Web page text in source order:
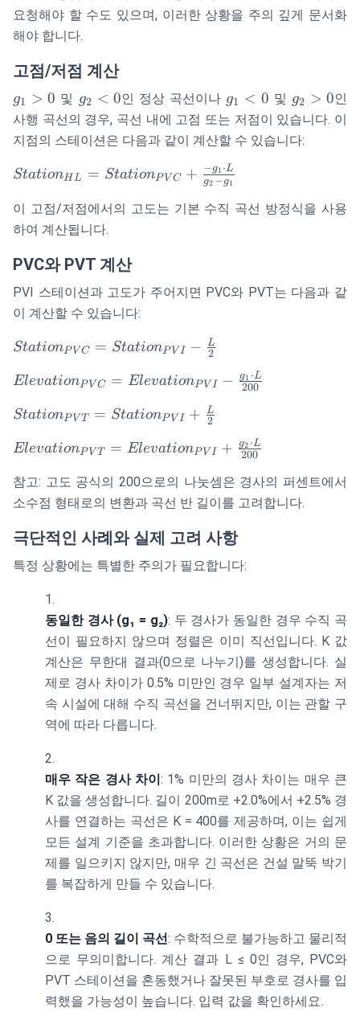
요청해야 할 수도 있으며, 이러한 상황을 주의 깊게 문서화
해야 합니다.
고점/저점 계산
g_1
> 0
g1 > 0 및 g_2
< 0
g2 < 0인 정상 곡선이나 g_1
< 0
g1 < 0 및 g_2
> 0
g2 > 0인
사행 곡선의 경우, 곡선 내에 고점 또는 저점이 있습니다. 이
지점의 스테이션은 다음과 같이 계산할 수 있습니다:
Station_{HL}
Station_{PVC}
+ \frac{-g_1
g_1}
StationHL = StationPV C + g2 −g1
−g1 ⋅L
이 고점/저점에서의 고도는 기본 수직 곡선 방정식을 사용
하여 계산됩니다.
PVC와 PVT 계산
PVI 스테이션과 고도가 주어지면 PVC와 PVT는 다음과 같
이 계산할 수 있습니다:
Station_{PVC}
Station_{PVI}
StationPV C = StationPV I − 2
L
Elevation_{PVC}
Elevation_{PVI}
L}{200}
ElevationPV C = ElevationPV I − 200
g1 ⋅L
Station_{PVT}
Station_{PVI}
StationPV T = StationPV I + 2
L
Elevation_{PVT}
Elevation_{PVI}
+ \frac{g_2
ElevationPV T = ElevationPV I + 200
g2 ⋅L
참고: 고도 공식의 200으로의 나눗셈은 경사의 퍼센트에서
소수점 형태로의 변환과 곡선 반 길이를 고려합니다.
극단적인 사례와 실제 고려 사항
특정 상황에는 특별한 주의가 필요합니다:
동일한 경사 (g₁ = g₂): 두 경사가 동일한 경우 수직 곡
선이 필요하지 않으며 정렬은 이미 직선입니다. K 값
계산은 무한대 결과(0으로 나누기)를 생성합니다. 실
제로 경사 차이가 0.5% 미만인 경우 일부 설계자는 저
속 시설에 대해 수직 곡선을 건너뛰지만, 이는 관할 구
역에 따라 다릅니다.
매우 작은 경사 차이 : 1% 미만의 경사 차이는 매우 큰
K 값을 생성합니다. 길이 200m로 +2.0%에서 +2.5% 경
사를 연결하는 곡선은 K = 400를 제공하며, 이는 쉽게
모든 설계 기준을 초과합니다. 이러한 상황은 거의 문
제를 일으키지 않지만, 매우 긴 곡선은 건설 말뚝 박기
를 복잡하게 만들 수 있습니다.
0 또는 음의 길이 곡선: 수학적으로 불가능하고 물리적
으로 무의미합니다. 계산 결과 L ≤ 0인 경우, PVC와
PVT 스테이션을 혼동했거나 잘못된 부호로 경사를 입
력했을 가능성이 높습니다. 입력 값을 확인하세요.